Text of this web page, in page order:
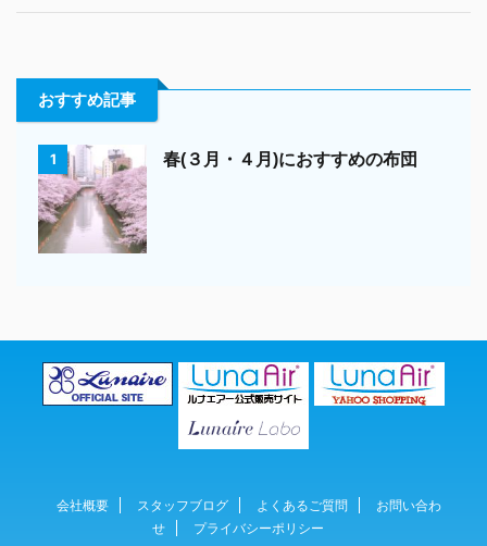
おすすめ記事
1 春(３月・４月)におすすめの布団
会社概要 スタッフブログ よくあるご質問
お問い合わ
せ
プライバシーポリシー